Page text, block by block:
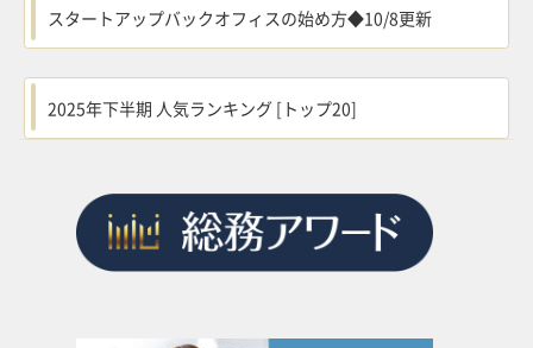
スタートアップバックオフィスの始め方◆10/8更新
2025年下半期 人気ランキング [トップ20]